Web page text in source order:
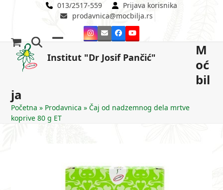
013/2517-559
Prijava korisnika
prodavnica@mocbilja.rs
Instagram
EmailFacebookYouTube
Institut "Dr Josif Pančić"
mobile
mobile
M
oć
bil
ja
Početna » Prodavnica »Čaj od nadzemnog dela mrtve
koprive 80 g ET